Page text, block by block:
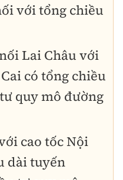
với tổng chiều
Lai Châu với
có tổng chiều
quy mô đường
cao tốc Nội
dài tuyến